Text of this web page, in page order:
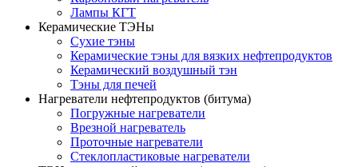
Лампы КГТ
Керамические ТЭНы
Сухие тэны
Керамические тэны для вязких нефтепродуктов
Керамический воздушный тэн
Тэны для печей
Нагреватели нефтепродуктов (битума)
Погружные нагреватели
Врезной нагреватель
Проточные нагреватели
Стеклопластиковые нагреватели